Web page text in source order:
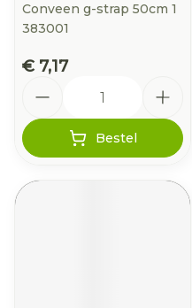
Conveen g-strap 50cm 1
383001
€ 7,17
Bestel